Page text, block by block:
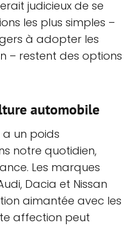
judicieux de se
les plus simples –
à adopter les
– restent des options
automobile
un poids
notre quotidien,
Les marques
Dacia et Nissan
aimantée avec les
affection peut